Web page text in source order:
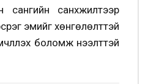
санхүүжилтээр
эмийг хөнгөлөлттэй
боломж нээлттэй